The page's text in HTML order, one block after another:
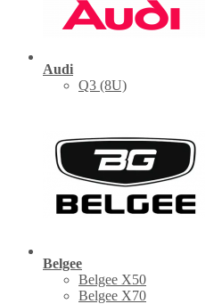
Audi
Q3 (8U)
Belgee
Belgee X50
Belgee X70